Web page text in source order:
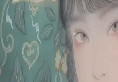
Description
2021/絹本着彩/410×410mm
©
2026Arisa Yamamoto